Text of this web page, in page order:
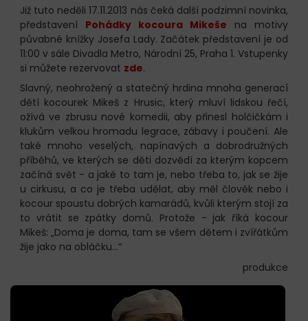
Již tuto neděli 17.11.2013 nás čeká další podzimní novinka,
představení Pohádky kocoura Mikeše na motivy
půvabné knížky Josefa Lady. Začátek představení je od
11:00 v sále Divadla Metro, Národní 25, Praha 1. Vstupenky
si můžete rezervovat zde.
Slavný, neohrožený a statečný hrdina mnoha generací
dětí kocourek Mikeš z Hrusic, který mluví lidskou řečí,
ožívá ve zbrusu nové komedii, aby přinesl holčičkám i
klukům velkou hromadu legrace, zábavy i poučení. Ale
také mnoho veselých, napínavých a dobrodružných
příběhů, ve kterých se děti dozvědí za kterým kopcem
začíná svět - a jaké to tam je, nebo třeba to, jak se žije
u cirkusu, a co je třeba udělat, aby měl člověk nebo i
kocour spoustu dobrých kamarádů, kvůli kterým stojí za
to vrátit se zpátky domů. Protože - jak říká kocour
Mikeš: „Doma je doma, tam se všem dětem i zvířátkům
žije jako na obláčku...“
produkce